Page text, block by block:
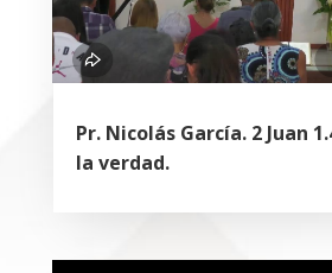
Pr. Nicolás García. 2 Juan
la verdad.